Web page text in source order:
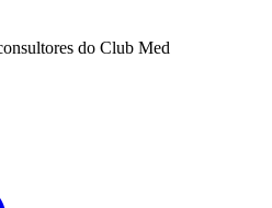
do Club Med